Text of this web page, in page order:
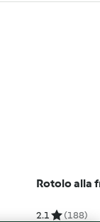
Rotolo alla
2.1 (188)